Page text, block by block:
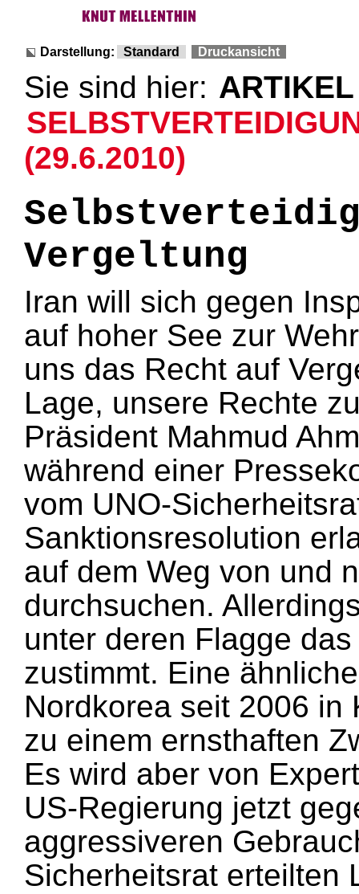
Darstellung: Standard Druckansicht
Sie sind hier: ARTIKEL
(29.6.2010)
Vergeltung
Iran will sich gegen
auf hoher See zur
uns das Recht auf
Lage, unsere Rechte
Präsident Mahmud
während einer
vom UNO-
Sanktionsresolution
auf dem Weg von und
durchsuchen.
unter deren Flagge
zustimmt. Eine
Nordkorea seit 2006 in
zu einem ernsthaften
Es wird aber von
US-Regierung jetzt
aggressiveren
Sicherheitsrat erteilten